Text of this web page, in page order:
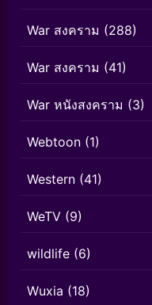
War สงคราม (288)
War สงคราม (41)
War หนังสงคราม (3)
Webtoon (1)
Western (41)
WeTV (9)
wildlife (6)
Wuxia (18)